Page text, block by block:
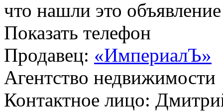
что нашли это
Показать телефон
Продавец: «ИмпериалЪ»
Агентство недвижимости
Контактное лицо: